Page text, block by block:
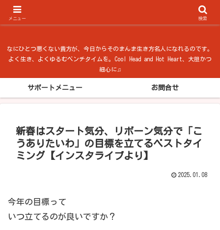
なにひとつ悪くない貴方が、今日からそのまんま生き方名人になれるのです。
よく生き、よくゆるむベンチタイムを。Cool Head and Hot Heart、大胆かつ
細心に♫
サポートメニュー お問合せ
新春はスタート気分、リボーン気分で「こ
うありたいわ」の目標を立てるベストタイ
ミング【インスタライブより】
2025.01.08
今年の目標って
いつ立てるのが良いですか？
メニュー 検索